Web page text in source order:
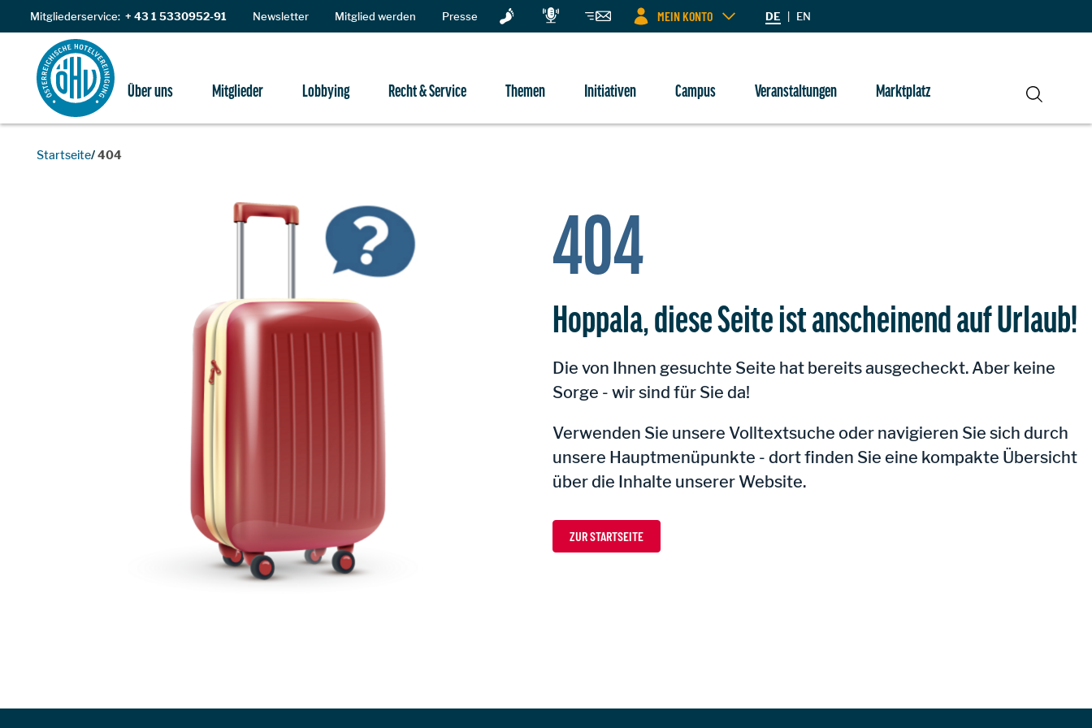
Zum Inhalt
Mitgliederservice: + 43 1 5330952-91 Newsletter Mitglied werden Presse MEIN KONTO DE | EN
Über uns Mitglieder Lobbying Recht & Service Themen Initiativen Campus Veranstaltungen
Marktplatz
Suche
Startseite 404
404
Hoppala, diese Seite ist anscheinend auf Urlaub!
Die von Ihnen gesuchte Seite hat bereits ausgecheckt. Aber keine
Sorge - wir sind für Sie da!
Verwenden Sie unsere Volltextsuche oder navigieren Sie sich durch
unsere Hauptmenüpunkte - dort finden Sie eine kompakte Übersicht
über die Inhalte unserer Website.
ZUR STARTSEITE